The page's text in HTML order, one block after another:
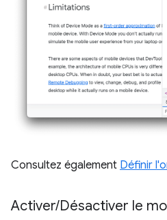
Consultez également Définir
Activer/Désactiver le